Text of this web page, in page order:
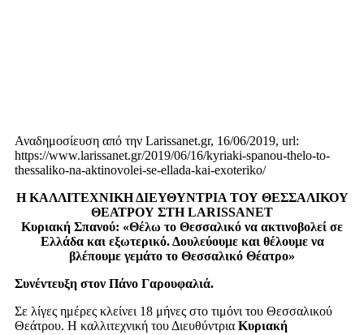
Αναδημοσίευση από την Larissanet.gr, 16/06/2019, url:
https://www.larissanet.gr/2019/06/16/kyriaki-spanou-thelo-to-
thessaliko-na-aktinovolei-se-ellada-kai-exoteriko/
Η ΚΑΛΛΙΤΕΧΝΙΚΗ ΔΙΕΥΘΥΝΤΡΙΑ ΤΟΥ ΘΕΣΣΑΛΙΚΟΥ
ΘΕΑΤΡΟΥ ΣΤΗ LARISSANET
Κυριακή Σπανού: «Θέλω το Θεσσαλικό να ακτινοβολεί σε
Ελλάδα και εξωτερικό.Δουλεύουμε και θέλουμε να
βλέπουμε γεμάτο το Θεσσαλικό Θέατρο»
Συνέντευξη στον Πάνο Γαρουφαλιά.
Σε λίγες ημέρες κλείνει 18 μήνες στο τιμόνι του Θεσσαλικού
Θεάτρου. Η καλλιτεχνική του Διευθύντρια Κυριακή